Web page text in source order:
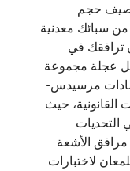
حجم
من سبائك معدنية
ترافقك في
عجلة مجموعة
مرسيدس-
القانونية، حيث
التحديات
مرافق الأشعة
لاختبارات